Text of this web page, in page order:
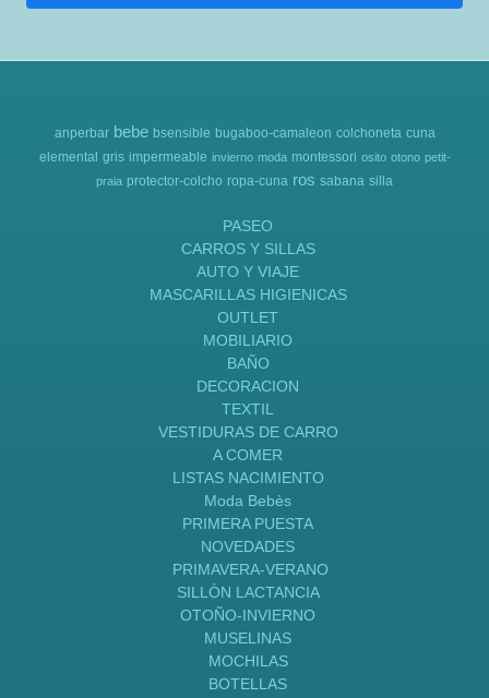
anperbar bebe bsensible bugaboo-camaleon colchoneta cuna
elemental gris impermeable invierno moda montessori osito otono petit-
praia protector-colcho ropa-cuna ros sabana silla
PASEO
CARROS Y SILLAS
AUTO Y VIAJE
MASCARILLAS HIGIENICAS
OUTLET
MOBILIARIO
BAÑO
DECORACION
TEXTIL
VESTIDURAS DE CARRO
A COMER
LISTAS NACIMIENTO
Moda Bebès
PRIMERA PUESTA
NOVEDADES
PRIMAVERA-VERANO
SILLÒN LACTANCIA
OTOÑO-INVIERNO
MUSELINAS
MOCHILAS
BOTELLAS